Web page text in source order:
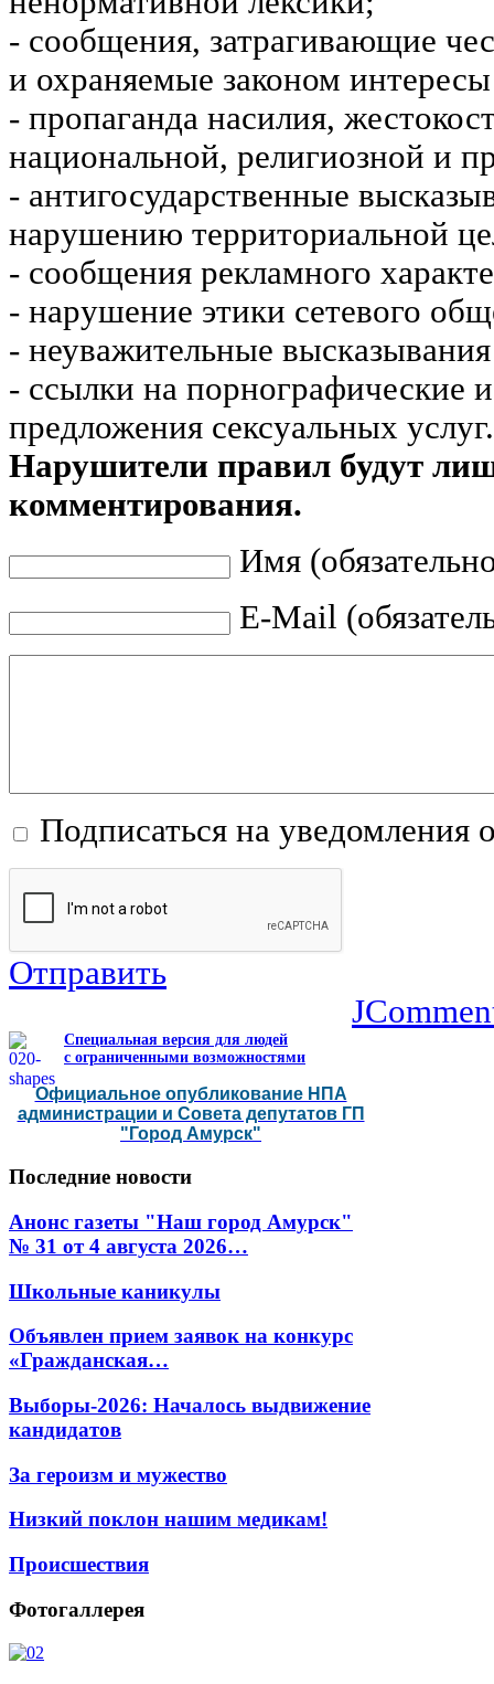
- сообщения, затрагивающие
и охраняемые законом
- пропаганда насилия,
национальной, религиозной и
- антигосударственные
нарушению территориальной
- сообщения рекламного
- нарушение этики сетевого
- неуважительные
- ссылки на порнографические
предложения сексуальных услуг.
Нарушители правил будут
комментирования.
Имя
E-Mail
Подписаться на уведомления
Отправить
Специальная версия для людей
с ограниченными возможностями
Официальное опубликование НПА
администрации и Совета депутатов ГП
"Город Амурск"
Последние новости
Анонс газеты "Наш город Амурск"
№ 31 от 4 августа 2026…
Школьные каникулы
Объявлен прием заявок на конкурс
«Гражданская…
Выборы-2026: Началось выдвижение
кандидатов
За героизм и мужество
Низкий поклон нашим медикам!
Происшествия
Фотогаллерея